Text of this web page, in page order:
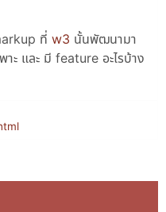
ที่w3 นั้นพัฒนามา
ะ และ มี feature อะไรบ้าง